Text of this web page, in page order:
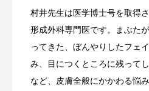
村井先生は医学博士号を取得
形成外科専門医です。まぶた
ってきた、ぼんやりしたフェ
み、目につくところに残って
など、皮膚全般にかかわる悩